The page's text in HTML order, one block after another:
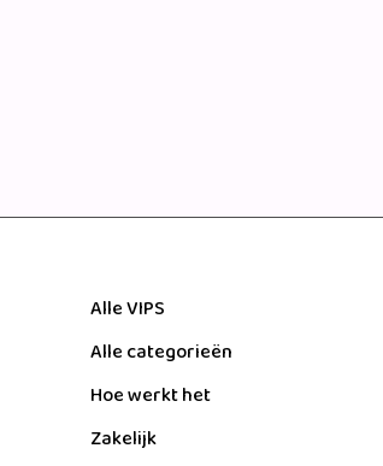
Alle VIPS
Alle categorieën
Hoe werkt het
Zakelijk